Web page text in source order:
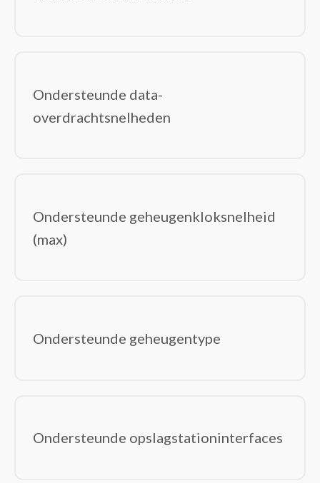
Ondersteunde data-
overdrachtsnelheden
Ondersteunde geheugenkloksnelheid
(max)
Ondersteunde geheugentype
Ondersteunde opslagstationinterfaces